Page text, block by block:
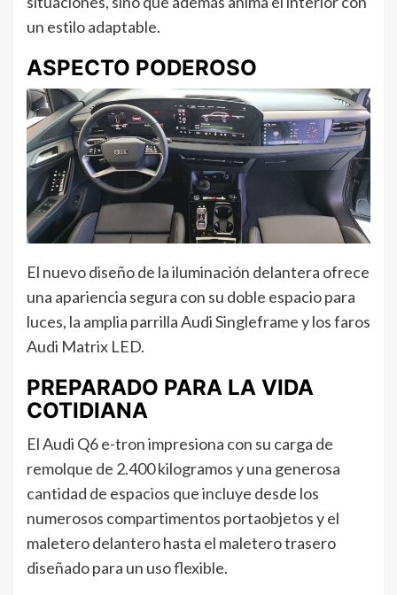
un estilo adaptable.
ASPECTO PODEROSO
El nuevo diseño de la iluminación delantera ofrece
una apariencia segura con su doble espacio para
luces, la amplia parrilla Audi Singleframe y los faros
Audi Matrix LED.
PREPARADO PARA LA VIDA
COTIDIANA
El Audi Q6 e-tron impresiona con su carga de
remolque de 2.400 kilogramos y una generosa
cantidad de espacios que incluye desde los
numerosos compartimentos portaobjetos y el
maletero delantero hasta el maletero trasero
diseñado para un uso flexible.